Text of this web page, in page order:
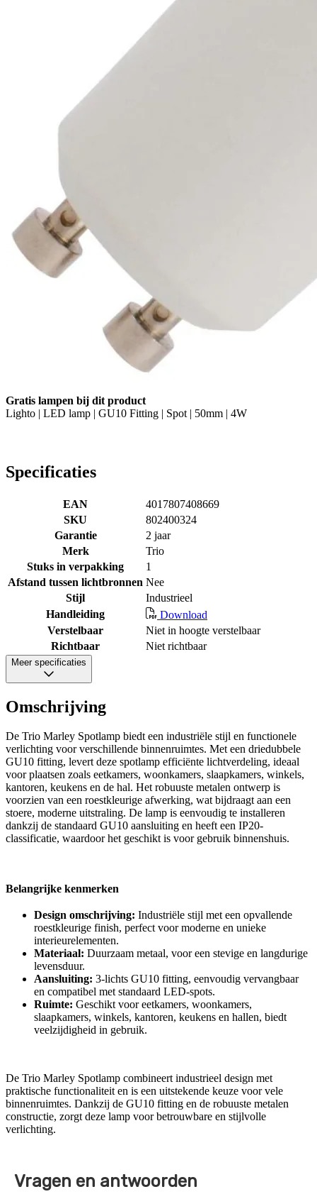
Gratis lampen bij dit product
Lighto | LED lamp | GU10 Fitting | Spot | 50mm | 4W
Specificaties
EAN
4017807408669
SKU
802400324
Garantie
2 jaar
Merk
Trio
Stuks in verpakking
1
Afstand tussen lichtbronnen Nee
Stijl
Industrieel
Handleiding
Download
Verstelbaar
Niet in hoogte verstelbaar
Richtbaar
Niet richtbaar
Meer specificaties
Omschrijving
De Trio Marley Spotlamp biedt een industriële stijl en functionele
verlichting voor verschillende binnenruimtes. Met een driedubbele
GU10 fitting, levert deze spotlamp efficiënte lichtverdeling, ideaal
voor plaatsen zoals eetkamers, woonkamers, slaapkamers, winkels,
kantoren, keukens en de hal. Het robuuste metalen ontwerp is
voorzien van een roestkleurige afwerking, wat bijdraagt aan een
stoere, moderne uitstraling. De lamp is eenvoudig te installeren
dankzij de standaard GU10 aansluiting en heeft een IP20-
classificatie, waardoor het geschikt is voor gebruik binnenshuis.
Belangrijke kenmerken
Design omschrijving: Industriële stijl met een opvallende
roestkleurige finish, perfect voor moderne en unieke
interieurelementen.
Materiaal: Duurzaam metaal, voor een stevige en langdurige
levensduur.
Aansluiting: 3-lichts GU10 fitting, eenvoudig vervangbaar
en compatibel met standaard LED-spots.
Ruimte: Geschikt voor eetkamers, woonkamers,
slaapkamers, winkels, kantoren, keukens en hallen, biedt
veelzijdigheid in gebruik.
De Trio Marley Spotlamp combineert industrieel design met
praktische functionaliteit en is een uitstekende keuze voor vele
binnenruimtes. Dankzij de GU10 fitting en de robuuste metalen
constructie, zorgt deze lamp voor betrouwbare en stijlvolle
verlichting.
Vragen en antwoorden